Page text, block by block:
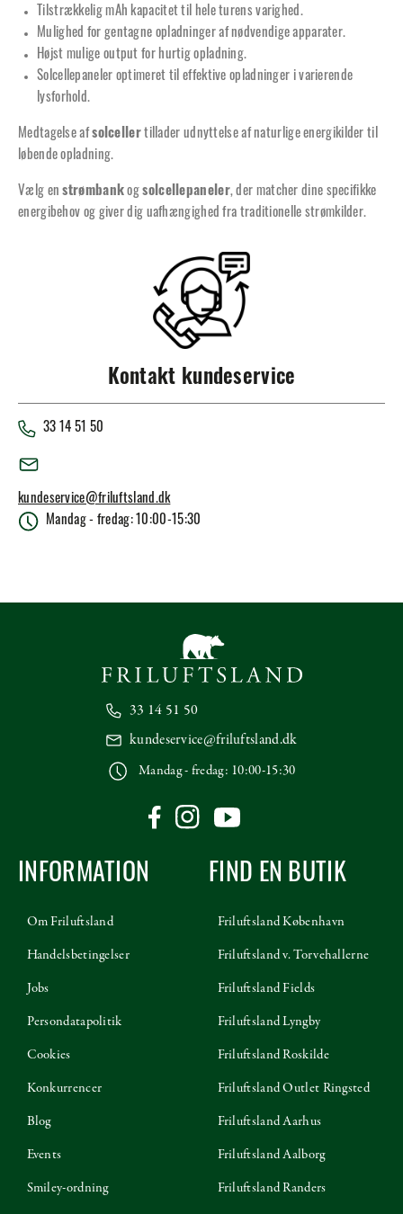
Tilstrækkelig mAh kapacitet til hele turens varighed.
Mulighed for gentagne opladninger af nødvendige apparater.
Højst mulige output for hurtig opladning.
Solcellepaneler optimeret til effektive opladninger i varierende
lysforhold.
Medtagelse afsolcellertillader udnyttelse af naturlige energikilder til
løbende opladning.
Vælg enstrømbank ogsolcellepaneler, der matcher dine specifikke
energibehov og giver dig uafhængighed fra traditionelle strømkilder.
Kontakt kundeservice
33 14 51 50
kundeservice@friluftsland.dk
Mandag - fredag: 10:00-15:30
33 14 51 50
kundeservice@friluftsland.dk
Mandag - fredag: 10:00-15:30
INFORMATION
Om Friluftsland
Handelsbetingelser
Jobs
Persondatapolitik
Cookies
Konkurrencer
Blog
Events
Smiley-ordning
FIND EN BUTIK
Friluftsland København
Friluftsland v. Torvehallerne
Friluftsland Fields
Friluftsland Lyngby
Friluftsland Roskilde
Friluftsland Outlet Ringsted
Friluftsland Aarhus
Friluftsland Aalborg
Friluftsland Randers